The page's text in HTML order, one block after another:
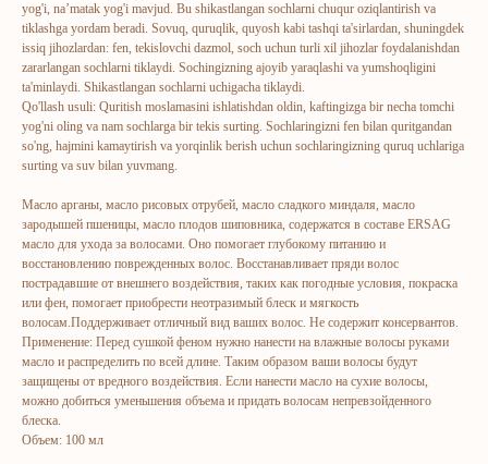
yog'i, na’matak yog'i mavjud. Bu shikastlangan sochlarni chuqur oziqlantirish va
tiklashga yordam beradi. Sovuq, quruqlik, quyosh kabi tashqi ta'sirlardan, shuningdek
issiq jihozlardan: fen, tekislovchi dazmol, soch uchun turli xil jihozlar foydalanishdan
zararlangan sochlarni tiklaydi. Sochingizning ajoyib yaraqlashi va yumshoqligini
ta'minlaydi. Shikastlangan sochlarni uchigacha tiklaydi.
Qo'llash usuli: Quritish moslamasini ishlatishdan oldin, kaftingizga bir necha tomchi
yog'ni oling va nam sochlarga bir tekis surting. Sochlaringizni fen bilan quritgandan
so'ng, hajmini kamaytirish va yorqinlik berish uchun sochlaringizning quruq uchlariga
surting va suv bilan yuvmang.
Масло арганы, масло рисовых отрубей, масло сладкого миндаля, масло
зародышей пшеницы, масло плодов шиповника, содержатся в составе ERSAG
масло для ухода за волосами. Оно помогает глубокому питанию и
восстановлению поврежденных волос. Восстанавливает пряди волос
пострадавшие от внешнего воздействия, таких как погодные условия, покраска
или фен, помогает приобрести неотразимый блеск и мягкость
волосам.Поддерживает отличный вид ваших волос. Не содержит консервантов.
Применение: Перед сушкой феном нужно нанести на влажные волосы руками
масло и распределить по всей длине. Таким образом ваши волосы будут
защищены от вредного воздействия. Если нанести масло на сухие волосы,
можно добиться уменьшения объема и придать волосам непревзойденного
блеска.
Объем: 100 мл
ERSAG
Bosh sahifa
Kompaniya haqida
Kontaktlar
Marketing
hamkorsayti
Katalog
Badlar va vitaminlar
Yuz va tana uchun
Sochlar uchun
Shaxsiy gigiyena
Ro'yxatdan o'tish
To‘lov va yetkazib berish